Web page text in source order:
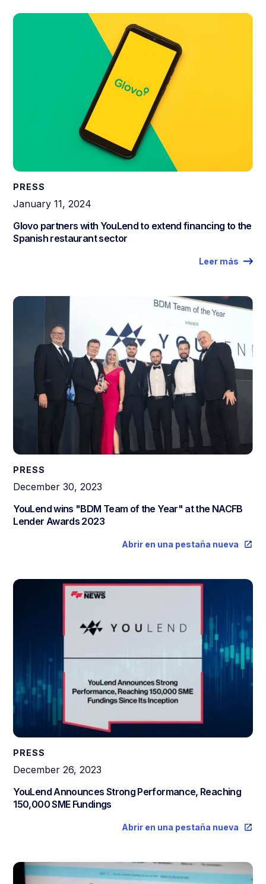
PRESS
January 11, 2024
Glovo partners with YouLend to extend financing to the
Spanish restaurant sector
Leer más
PRESS
December 30, 2023
YouLend wins "BDM Team of the Year" at the NACFB
Lender Awards 2023
Abrir en una pestaña nueva
PRESS
December 26, 2023
YouLend Announces Strong Performance, Reaching
150,000 SME Fundings
Abrir en una pestaña nueva